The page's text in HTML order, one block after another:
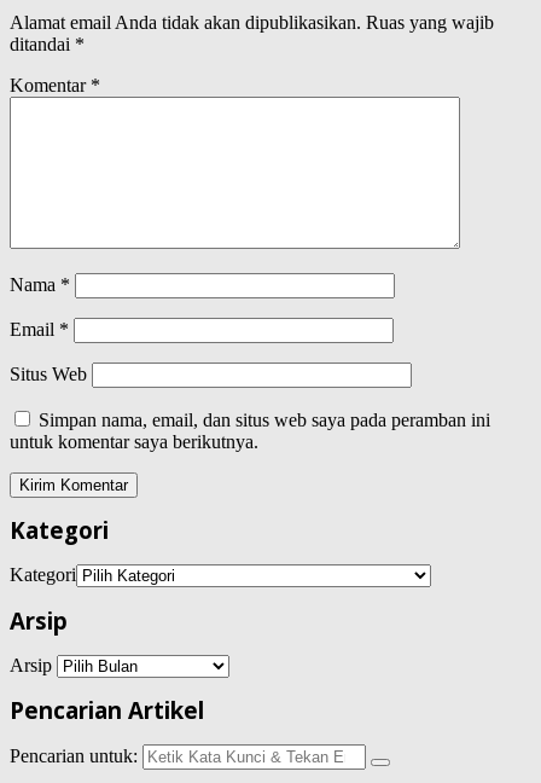
Alamat email Anda tidak akan dipublikasikan. Ruas yang wajib
ditandai *
Komentar *
Nama *
Email *
Situs Web
Simpan nama, email, dan situs web saya pada peramban ini
untuk komentar saya berikutnya.
Kategori
Kategori
Arsip
Arsip
Pencarian Artikel
Pencarian untuk: